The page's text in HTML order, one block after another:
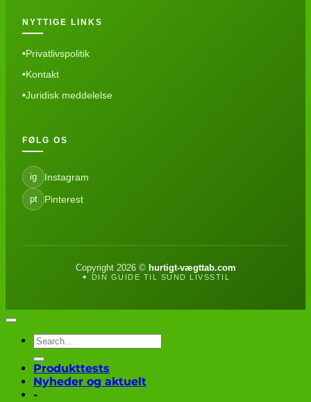
NYTTIGE LINKS
Privatlivspolitik
Kontakt
Juridisk meddelelse
FØLG OS
ig Instagram
pt Pinterest
Copyright 2026 © hurtigt-vægttab.com
✦ DIN GUIDE TIL SUND LIVSSTIL
Produkttests
Nyheder og aktuelt
-